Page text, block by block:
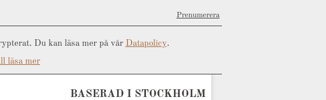
Prenumerera
Du kan läsa mer på vår Datapolicy.
läsa mer
BASERAD I STOCKHOLM